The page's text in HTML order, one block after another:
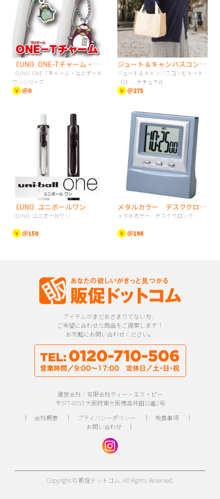
《UNI》ONE-Tチャーム・ユニボールワンシリーズ
《UNI》ONE-Tチャーム・ユニボール
ワンシリーズ
￥ ＠0
ジュート＆キャンバスコンビトート（S） ナチュラル
ジュート＆キャンバスコンビトート
（S） ナチュラル
￥ ＠275
《UNI》ユニボールワン
《UNI》ユニボールワン
￥ ＠150
メタルカラー デスククロック
メタルカラー デスククロック
￥ ＠198
アイテムがまだおきまりでない方、
ご希望に合わせた商品をご提案します！
お気軽にお問い合わせください。
運営会社：有限会社ティー・エヌ・ピー
〒577-0053 大阪府東大阪市高井田18番2号
｜ 会社概要｜ プライバシーポリシー ｜ 免責事項｜
お問い合わせ ｜
Copyright © 販促ドットコム. All Rights Reserved.